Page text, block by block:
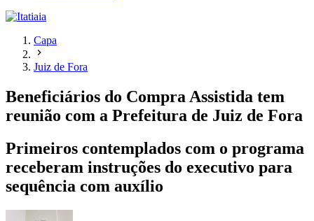
Capa
Juiz de Fora
Beneficiários do Compra Assistida tem
reunião com a Prefeitura de Juiz de Fora
Primeiros contemplados com o programa
receberam instruções do executivo para
sequência com auxílio